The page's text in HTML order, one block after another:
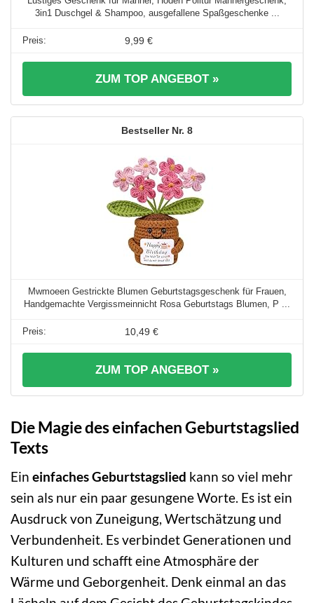
3in1 Duschgel & Shampoo, ausgefallene Spaßgeschenke ...
9,99 €
ZUM TOP ANGEBOT »
8
Mwmoeen Gestrickte Blumen Geburtstagsgeschenk für Frauen,
Handgemachte Vergissmeinnicht Rosa Geburtstags Blumen, P ...
10,49 €
ZUM TOP ANGEBOT »
Die Magie des einfachen Geburtstagslied
Texts
Ein einfaches Geburtstagslied kann so viel mehr
sein als nur ein paar gesungene Worte. Es ist ein
Ausdruck von Zuneigung, Wertschätzung und
Verbundenheit. Es verbindet Generationen und
Kulturen und schafft eine Atmosphäre der
Wärme und Geborgenheit. Denk einmal an das